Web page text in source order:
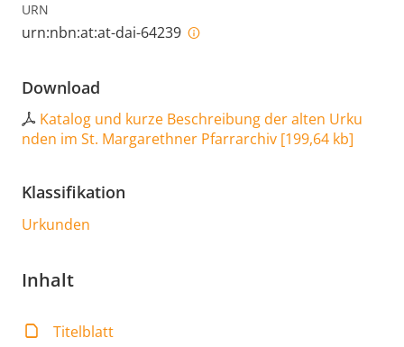
URN
urn:nbn:at:at-dai-64239
Download
Katalog und kurze Beschreibung der alten Urku
nden im St. Margarethner Pfarrarchiv [199,64 kb]
Klassifikation
Urkunden
Inhalt
Titelblatt